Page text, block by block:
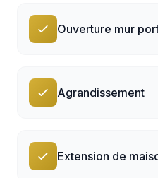
Ouverture mur
Agrandissement
Extension de